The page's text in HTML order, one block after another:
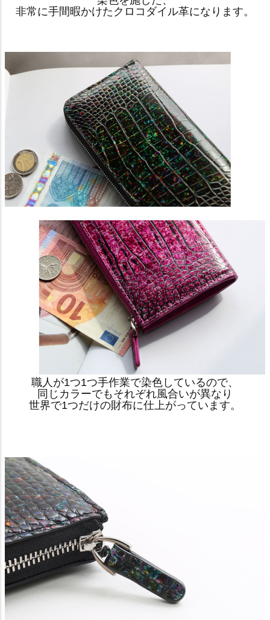
非常に手間暇かけたクロコダイル革になります。
職人が1つ1つ手作業で染色しているので、
同じカラーでもそれぞれ風合いが異なり
世界で1つだけの財布に仕上がっています。